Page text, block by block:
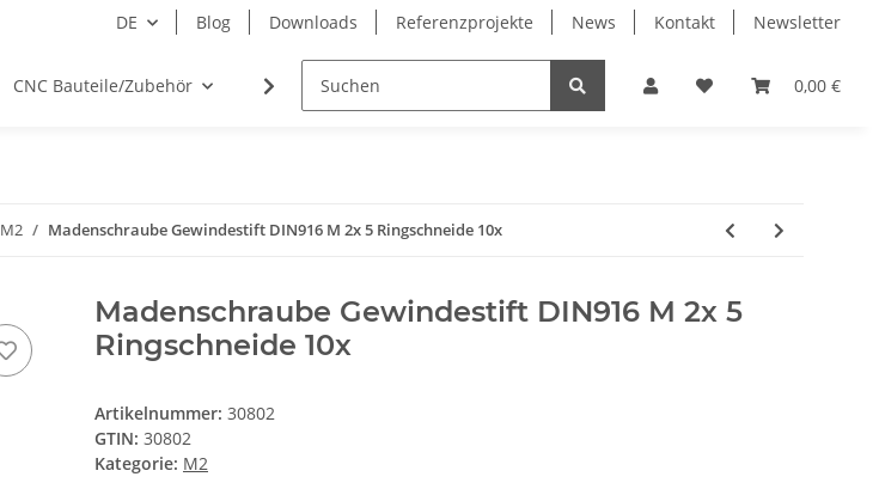
DE Blog Downloads Referenzprojekte News Kontakt Newsletter
0,00 €
CNC Bauteile/Zubehör Elektro Lagertechnik Lineartechnik
M2 Madenschraube Gewindestift DIN916 M 2x 5 Ringschneide 10x
Madenschraube Gewindestift DIN916 M 2x 5
Ringschneide 10x
Artikelnummer: 30802
GTIN: 30802
Kategorie: M2